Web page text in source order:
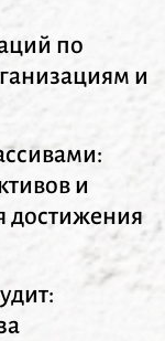
по
и
и
достижения